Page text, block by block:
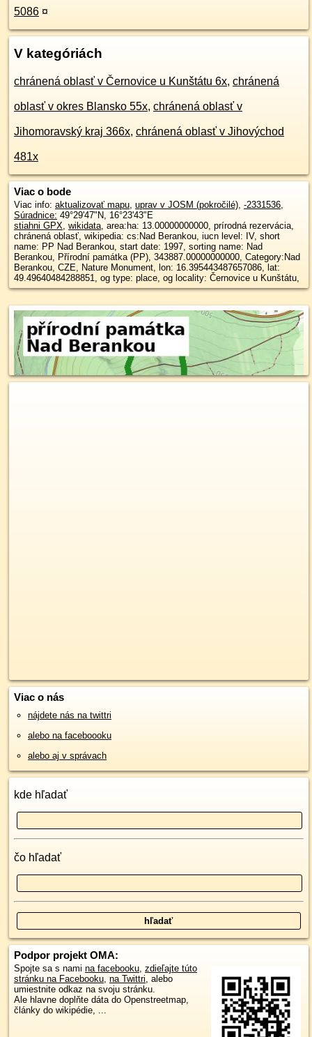
5086 ¤
V kategóriách
chránená oblasť v Černovice u Kunštátu 6x, chránená
oblasť v okres Blansko 55x, chránená oblasť v
Jihomoravský kraj 366x, chránená oblasť v Jihovýchod
481x
Viac o bode
Viac info: aktualizovať mapu, uprav v JOSM (pokročilé), -2331536,
Súradnice: 49°29'47"N, 16°23'43"E
stiahni GPX, wikidata, area:ha: 13.00000000000, prírodná rezervácia,
chránená oblasť, wikipedia: cs:Nad Berankou, iucn level: IV, short
name: PP Nad Berankou, start date: 1997, sorting name: Nad
Berankou, Přírodní památka (PP), 343887.00000000000, Category:Nad
Berankou, CZE, Nature Monument, lon: 16.395443487657086, lat:
49.49640484288851, og type: place, og locality: Černovice u Kunštátu,
Viac o nás
nájdete nás na twittri
alebo na faceboooku
alebo aj v správach
kde hľadať
čo hľadať
Podpor projekt OMA:
Spojte sa s nami na facebooku, zdieľajte túto
stránku na Facebooku, na Twittri, alebo
umiestnite odkaz na svoju stránku.
Ale hlavne doplňte dáta do Openstreetmap,
články do wikipédie, ...